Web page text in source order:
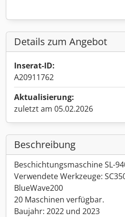
Details zum Angebot
Inserat-ID:
A20911762
Aktualisierung:
zuletzt am 05.02.2026
Beschreibung
Beschichtungsmaschine SL-
Verwendete Werkzeuge:
BlueWave200
20 Maschinen verfügbar.
Baujahr: 2022 und 2023